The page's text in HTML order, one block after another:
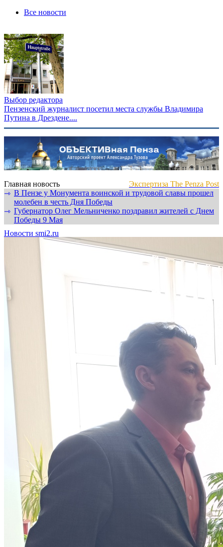
Все новости
Выбор редактора
Пензенский журналист посетил места службы Владимира
Путина в Дрездене....
Главная новость
Экспертиза The Penza Post
⇾ В Пензе у Монумента воинской и трудовой славы прошел
молебен в честь Дня Победы
⇾ Губернатор Олег Мельниченко поздравил жителей с Днем
Победы 9 Мая
Новости smi2.ru